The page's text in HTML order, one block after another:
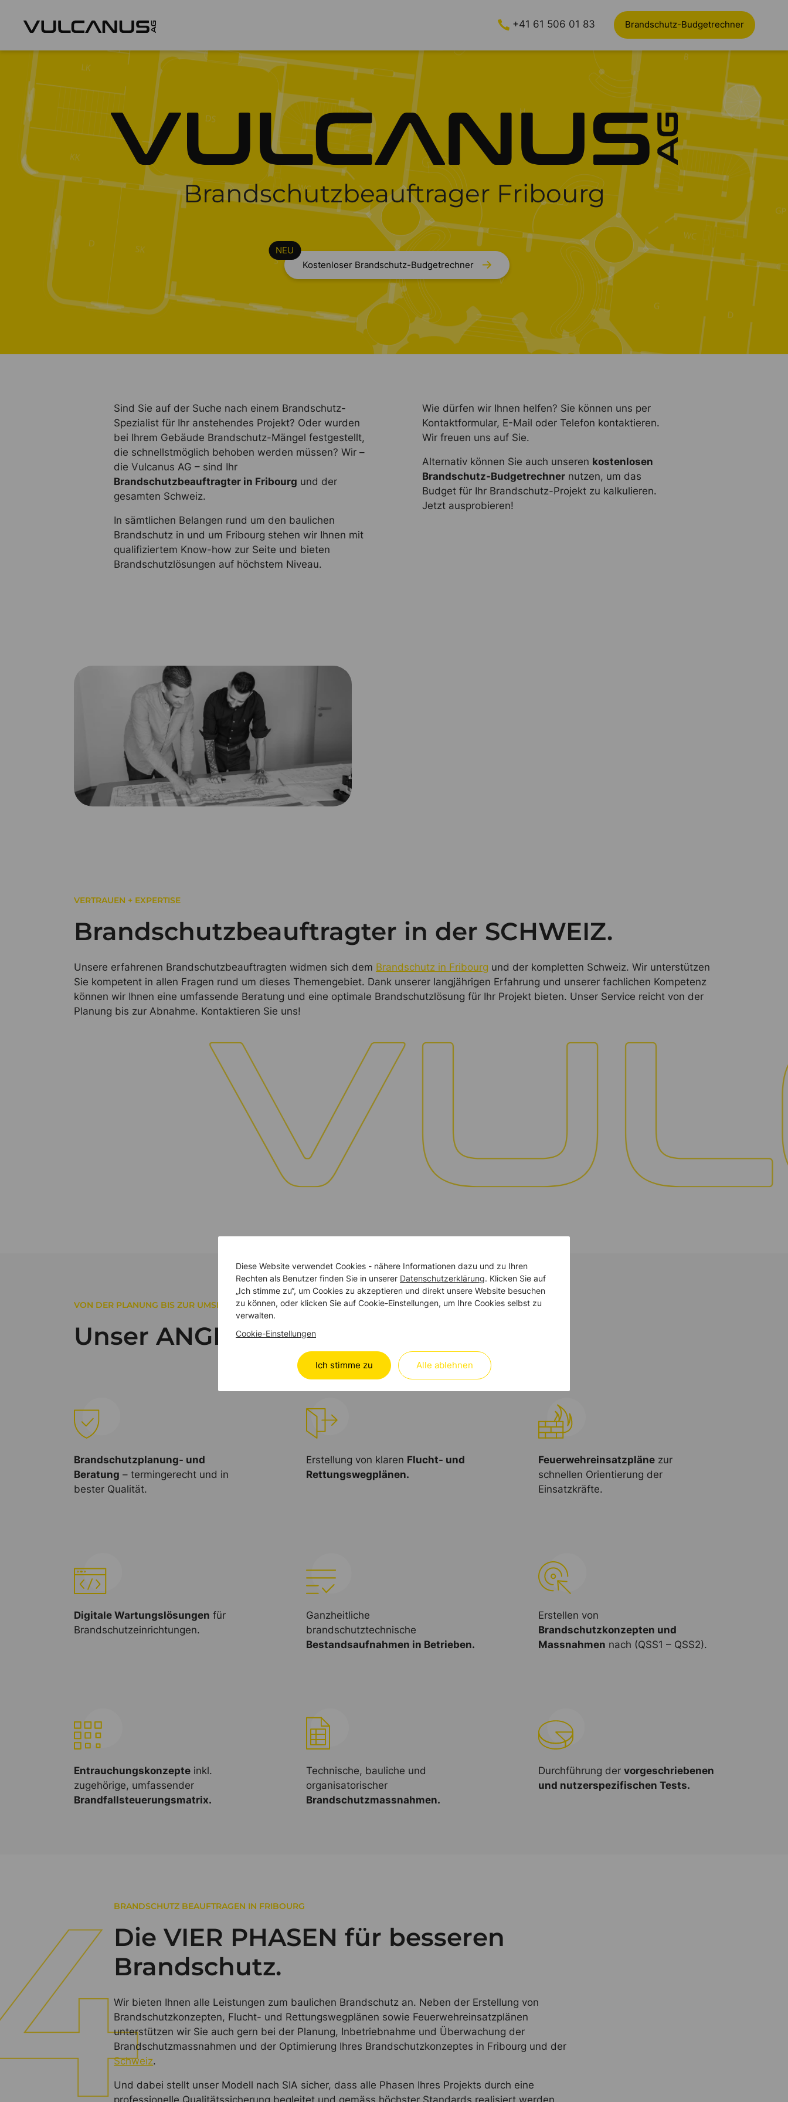
+41 61 506 01 83 Brandschutz-Budgetrechner
Brandschutzbeauftrager Fribourg
Kostenloser Brandschutz-Budgetrechner
Sind Sie auf der Suche nach einem Brandschutz-
Spezialist für Ihr anstehendes Projekt? Oder wurden
bei Ihrem Gebäude Brandschutz-Mängel festgestellt,
die schnellstmöglich behoben werden müssen? Wir –
die Vulcanus AG – sind Ihr
Brandschutzbeauftragter in Fribourg und der
gesamten Schweiz.
In sämtlichen Belangen rund um den baulichen
Brandschutz in und um Fribourg stehen wir Ihnen mit
qualifiziertem Know-how zur Seite und bieten
Brandschutzlösungen auf höchstem Niveau.
Wie dürfen wir Ihnen helfen? Sie können uns per
Kontaktformular, E-Mail oder Telefon kontaktieren.
Wir freuen uns auf Sie.
Alternativ können Sie auch unseren kostenlosen
Brandschutz-Budgetrechner nutzen, um das
Budget für Ihr Brandschutz-Projekt zu kalkulieren.
Jetzt ausprobieren!
VERTRAUEN + EXPERTISE
Brandschutzbeauftragter in der SCHWEIZ.
Unsere erfahrenen Brandschutzbeauftragten widmen sich dem Brandschutz in Fribourg und der kompletten Schweiz. Wir unterstützen
Sie kompetent in allen Fragen rund um dieses Themengebiet. Dank unserer langjährigen Erfahrung und unserer fachlichen Kompetenz
können wir Ihnen eine umfassende Beratung und eine optimale Brandschutzlösung für Ihr Projekt bieten. Unser Service reicht von der
Planung bis zur Abnahme. Kontaktieren Sie uns!
VON DER PLANUNG BIS ZUR UMSETZUNG
Unser ANGEBOT im Brandschutz.
Brandschutzplanung- und
Beratung – termingerecht und in
bester Qualität.
Erstellung von klaren Flucht- und
Rettungswegplänen.
Feuerwehreinsatzpläne zur
schnellen Orientierung der
Einsatzkräfte.
Digitale Wartungslösungen für
Brandschutzeinrichtungen.
Ganzheitliche
brandschutztechnische
Bestandsaufnahmen in Betrieben.
Erstellen von
Brandschutzkonzepten und
Massnahmen nach (QSS1 – QSS2).
Entrauchungskonzepte inkl.
zugehörige, umfassender
Brandfallsteuerungsmatrix.
Technische, bauliche und
organisatorischer
Brandschutzmassnahmen.
Durchführung der vorgeschriebenen
und nutzerspezifischen Tests.
BRANDSCHUTZ BEAUFTRAGEN IN FRIBOURG
Die VIER PHASEN für besseren
Brandschutz.
Wir bieten Ihnen alle Leistungen zum baulichen Brandschutz an. Neben der Erstellung von
Brandschutzkonzepten, Flucht- und Rettungswegplänen sowie Feuerwehreinsatzplänen
unterstützen wir Sie auch gern bei der Planung, Inbetriebnahme und Überwachung der
Brandschutzmassnahmen und der Optimierung Ihres Brandschutzkonzeptes in Fribourg und der
Schweiz.
Und dabei stellt unser Modell nach SIA sicher, dass alle Phasen Ihres Projekts durch eine
professionelle Qualitätssicherung begleitet und gemäss höchster Standards realisiert werden.
Diese Website verwendet Cookies - nähere Informationen dazu und zu Ihren
Rechten als Benutzer finden Sie in unserer Datenschutzerklärung. Klicken Sie auf
„Ich stimme zu“, um Cookies zu akzeptieren und direkt unsere Website besuchen
zu können, oder klicken Sie auf Cookie-Einstellungen, um Ihre Cookies selbst zu
verwalten.
Cookie-Einstellungen
Ich stimme zu Alle ablehnen